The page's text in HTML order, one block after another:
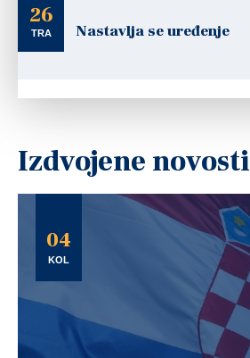
26
TRA Nastavlja se uređenje
Izdvojene novosti
04
KOL